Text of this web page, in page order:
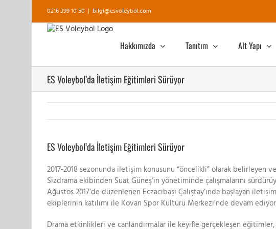
0216 399 10 50 | bilgi@esvoleybol.com
Hakkımızda Tanıtım Alt Yapı
ES Voleybol’da İletişim Eğitimleri Sürüyor
Larger
Image
ES Voleybol’da İletişim Eğitimleri Sürüyor
2017-2018 sezonunda iletişim konusunu “öncelikli” olarak belirleyen
Sizdrama ekibinden Suat Güneş’in yönetiminde çalışmalarını
Ağustos 2017’de düzenlenen Eczacıbaşı Çalıştay’ında başlayan
ekiplerinin katılımı ile Kovan Spor Kültürü Merkezi’nde devam
Drama etkinlikleri ve canlandırmalar ile keyifle gerçekleşen